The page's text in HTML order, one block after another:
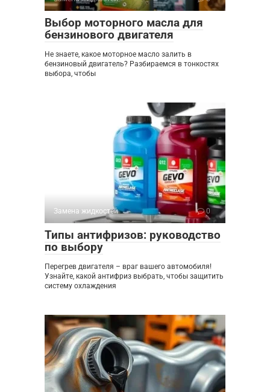
Выбор моторного масла для
бензинового двигателя
Не знаете, какое моторное масло залить в
бензиновый двигатель? Разбираемся в тонкостях
выбора, чтобы
Замена жидкостей 0
Типы антифризов: руководство
по выбору
Перегрев двигателя – враг вашего автомобиля!
Узнайте, какой антифриз выбрать, чтобы защитить
систему охлаждения